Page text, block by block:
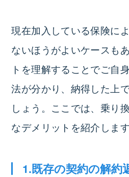
現在加入している保険に
ないほうがよいケースも
トを理解することでご自
法が分かり、納得した上
しょう。ここでは、乗り
なデメリットを紹介します
1.既存の契約の解約